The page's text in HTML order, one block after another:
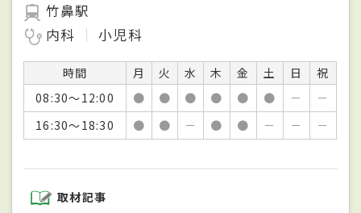
竹鼻駅
内科
小児科
時間 月 火 水 木 金 土 日
祝
08:30～12:00
● ● ● ● ● ● －
－
16:30～18:30
● ● － ● ● － － －
取材記事